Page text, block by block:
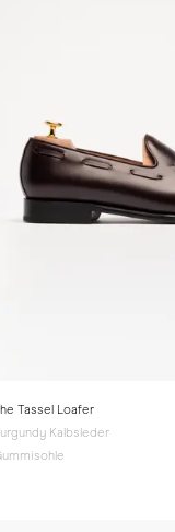
Tassel Loafer
Kalbsleder